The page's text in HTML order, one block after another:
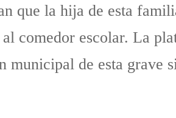
que la hija de esta
comedor escolar. La
de esta grave